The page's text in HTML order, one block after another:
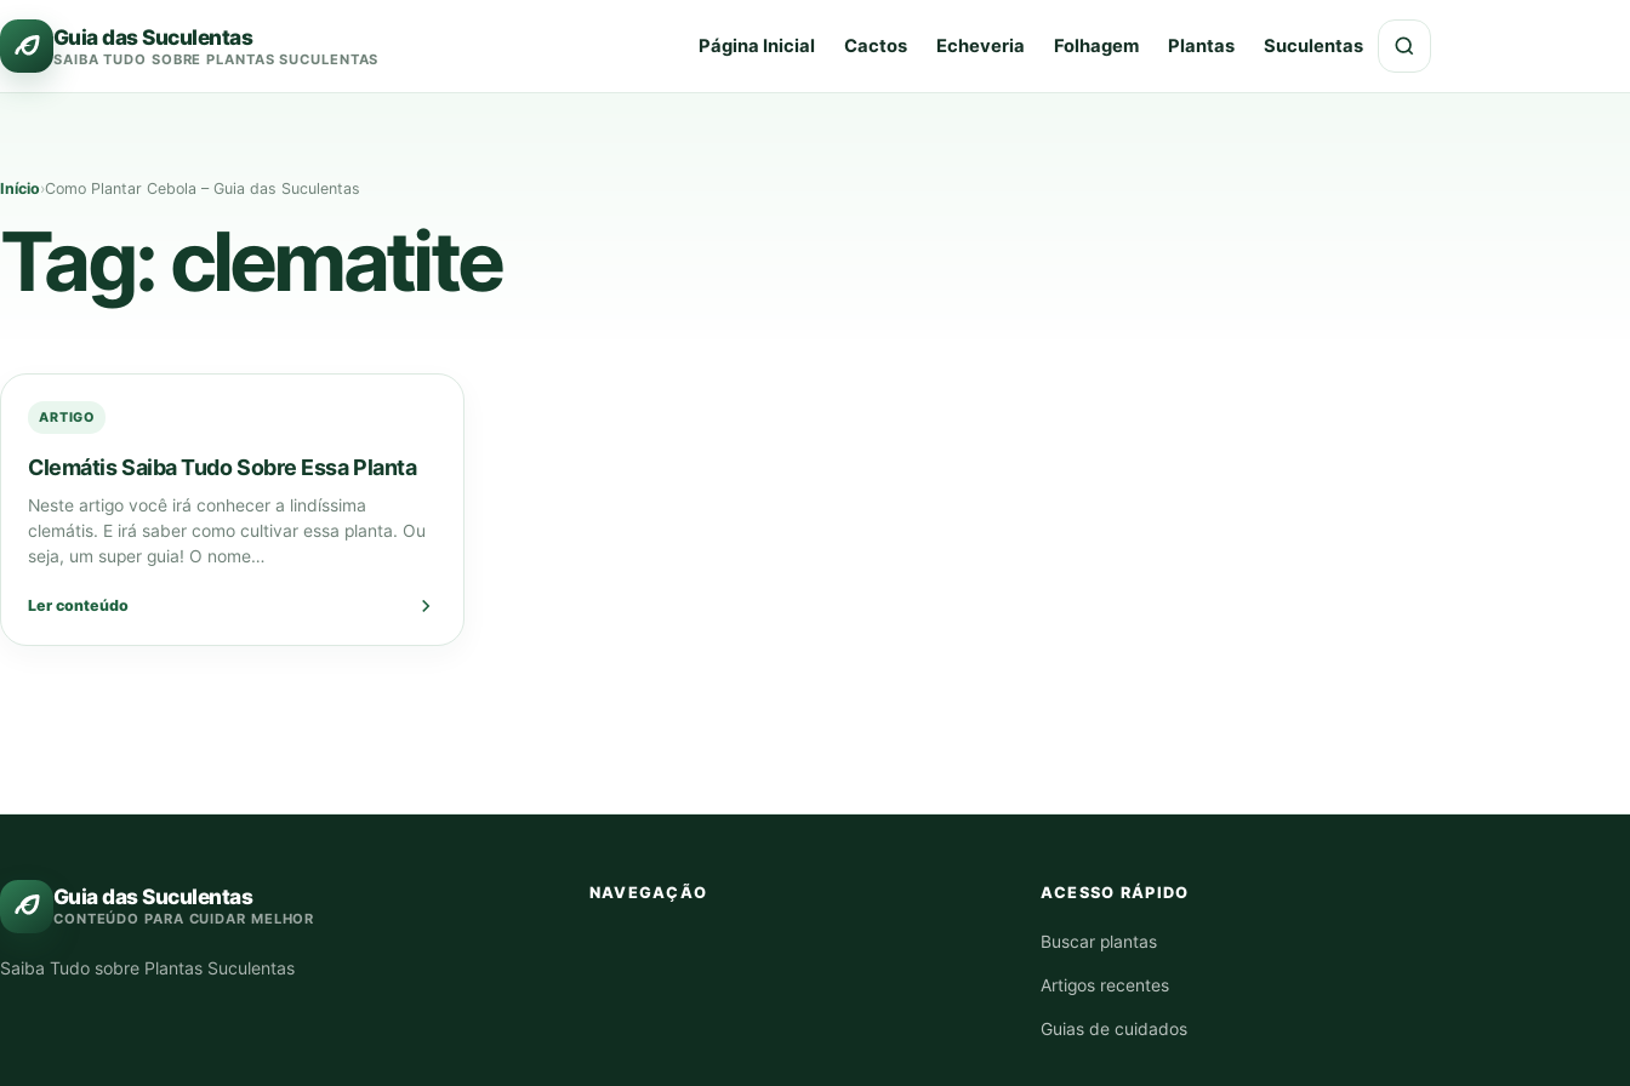
Pular
para
Guia das Suculentas
SAIBA TUDO SOBRE PLANTAS SUCULENTAS
Página Inicial Cactos Echeveria Folhagem Plantas Suculentas
Início›Como Plantar Cebola – Guia das Suculentas
Tag:clematite
ARTIGO
Clemátis Saiba Tudo Sobre Essa Planta
Neste artigo você irá conhecer a lindíssima
clemátis. E irá saber como cultivar essa planta. Ou
seja, um super guia! O nome…
Ler conteúdo
Guia das Suculentas
CONTEÚDO PARA CUIDAR MELHOR
Saiba Tudo sobre Plantas Suculentas
NAVEGAÇÃO ACESSO RÁPIDO
Buscar plantas
Artigos recentes
Guias de cuidados